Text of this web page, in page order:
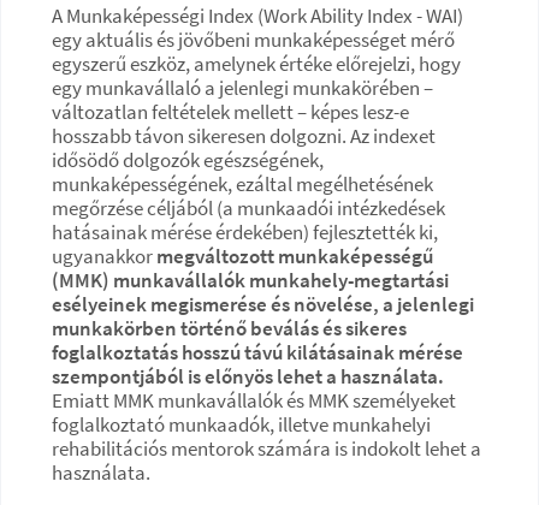
A Munkaképességi Index (Work Ability Index - WAI)
egy aktuális és jövőbeni munkaképességet mérő
egyszerű eszköz, amelynek értéke előrejelzi, hogy
egy munkavállaló a jelenlegi munkakörében –
változatlan feltételek mellett – képes lesz-e
hosszabb távon sikeresen dolgozni. Az indexet
idősödő dolgozók egészségének,
munkaképességének, ezáltal megélhetésének
megőrzése céljából (a munkaadói intézkedések
hatásainak mérése érdekében) fejlesztették ki,
ugyanakkormegváltozott munkaképességű
(MMK) munkavállalók munkahely-megtartási
esélyeinek megismerése és növelése, a jelenlegi
munkakörben történő beválás és sikeres
foglalkoztatás hosszú távú kilátásainak mérése
szempontjából is előnyös lehet a használata.
Emiatt MMK munkavállalók és MMK személyeket
foglalkoztató munkaadók, illetve munkahelyi
rehabilitációs mentorok számára is indokolt lehet a
használata.